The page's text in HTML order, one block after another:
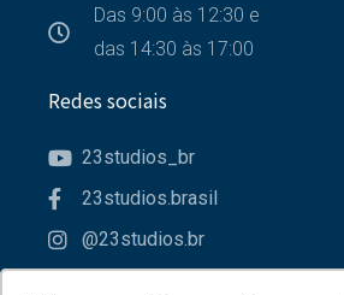
Das 9:00 às 12:30 e
das 14:30 às 17:00
Redes sociais
23studios_br
23studios.brasil
@23studios.br